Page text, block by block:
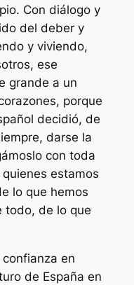
Con diálogo y
del deber y
y viviendo,
ese
grande a un
porque
decidió, de
darse la
con toda
estamos
lo que hemos
todo, de lo que
en
de España en